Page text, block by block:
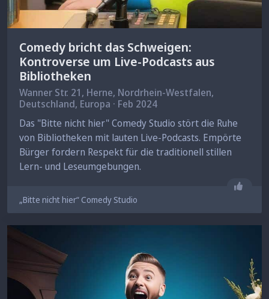
Comedy bricht das Schweigen:
Kontroverse um Live-Podcasts aus
Bibliotheken
Wanner Str. 21, Herne, Nordrhein-Westfalen,
Deutschland, Europa · Feb 2024
Das "Bitte nicht hier" Comedy Studio stört die Ruhe
von Bibliotheken mit lauten Live-Podcasts. Empörte
Bürger fordern Respekt für die traditionell stillen
Lern- und Leseumgebungen.
„Bitte nicht hier“ Comedy Studio